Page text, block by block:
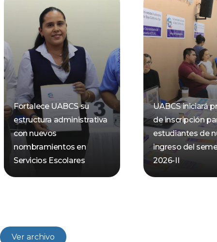
Fortalece UABCS su
estructura administrativa
con nuevos
nombramientos en
Servicios Escolares
UABCS iniciará
de inscripción
estudiantes de
ingreso del
2026-II
Ver archivo